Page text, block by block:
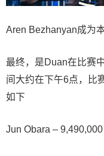
Aren Bezhanyan成为
最终，是Duan在比赛
间大约在下午6点，比
如下
Jun Obara –